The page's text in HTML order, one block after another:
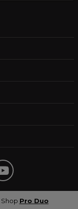
Shop Pro Duo